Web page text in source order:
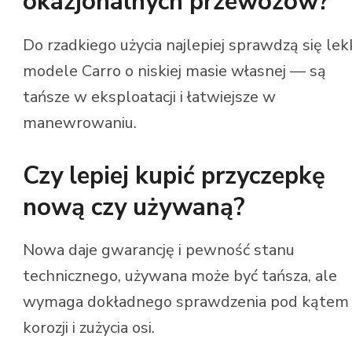
Do rzadkiego użycia najlepiej sprawdzą się
modele Carro o niskiej masie własnej — są
tańsze w eksploatacji i łatwiejsze w
manewrowaniu.
Czy lepiej kupić przyczepkę
nową czy używaną?
Nowa daje gwarancję i pewność stanu
technicznego, używana może być tańsza, ale
wymaga dokładnego sprawdzenia pod kątem
korozji i zużycia osi.